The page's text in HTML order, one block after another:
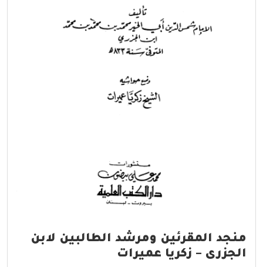
منجد المقرئين ومرشد الطالبين لابن
الجزرى – زكريا عميرات